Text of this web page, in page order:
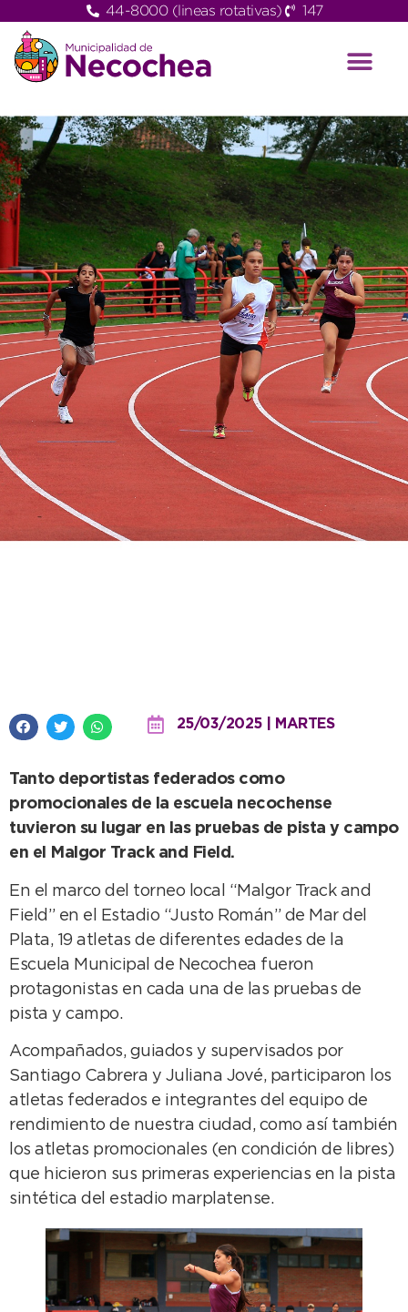
44-8000 (lineas rotativas) 147
25/03/2025 | MARTES
Tanto deportistas federados como
promocionales de la escuela necochense
tuvieron su lugar en las pruebas de pista y campo
en el Malgor Track and Field.
En el marco del torneo local “Malgor Track and
Field” en el Estadio “Justo Román” de Mar del
Plata, 19 atletas de diferentes edades de la
Escuela Municipal de Necochea fueron
protagonistas en cada una de las pruebas de
pista y campo.
Acompañados, guiados y supervisados por
Santiago Cabrera y Juliana Jové, participaron los
atletas federados e integrantes del equipo de
rendimiento de nuestra ciudad, como así también
los atletas promocionales (en condición de libres)
que hicieron sus primeras experiencias en la pista
sintética del estadio marplatense.